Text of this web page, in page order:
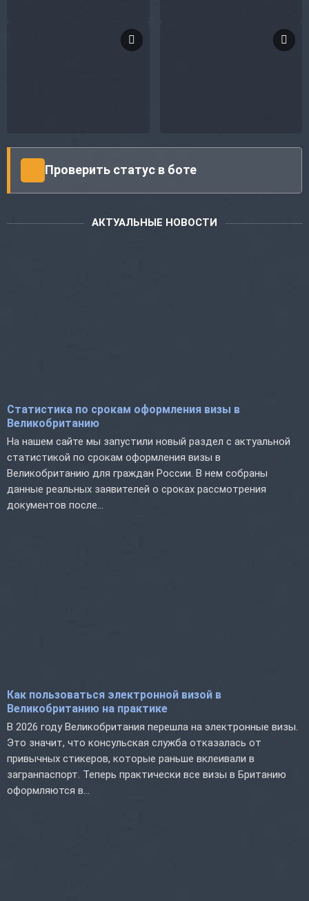
Проверить статус в боте
АКТУАЛЬНЫЕ НОВОСТИ
Статистика по срокам оформления визы в
Великобританию
На нашем сайте мы запустили новый раздел с актуальной
статистикой по срокам оформления визы в
Великобританию для граждан России. В нем собраны
данные реальных заявителей о сроках рассмотрения
документов после...
Как пользоваться электронной визой в
Великобританию на практике
В 2026 году Великобритания перешла на электронные визы.
Это значит, что консульская служба отказалась от
привычных стикеров, которые раньше вклеивали в
загранпаспорт. Теперь практически все визы в Британию
оформляются в...